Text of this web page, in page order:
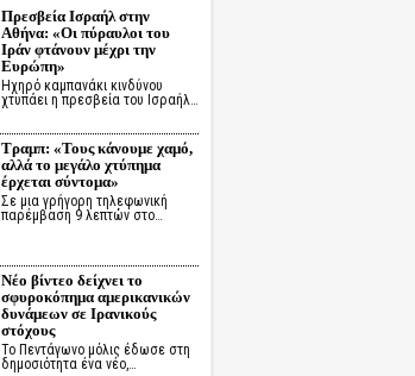
Πρεσβεία Ισραήλ στην
Αθήνα: «Οι πύραυλοι του
Ιράν φτάνουν μέχρι την
Ευρώπη»
Ηχηρό καμπανάκι κινδύνου
χτυπάει η πρεσβεία του Ισραήλ…
Τραμπ: «Τους κάνουμε χαμό,
αλλά το μεγάλο χτύπημα
έρχεται σύντομα»
Σε μια γρήγορη τηλεφωνική
παρέμβαση 9 λεπτών στο…
Νέο βίντεο δείχνει το
σφυροκόπημα αμερικανικών
δυνάμεων σε Ιρανικούς
στόχους
Το Πεντάγωνο μόλις έδωσε στη
δημοσιότητα ένα νέο,…